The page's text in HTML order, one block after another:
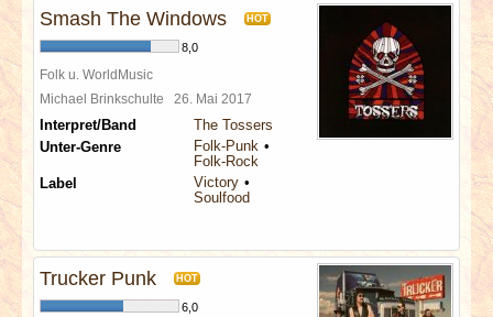
Smash The Windows HOT
8,0
Folk u. WorldMusic
Michael Brinkschulte 26. Mai 2017
Interpret/Band
The Tossers
Unter-Genre
Folk-Punk
Folk-Rock
Label
Victory
Soulfood
Trucker Punk HOT
6,0